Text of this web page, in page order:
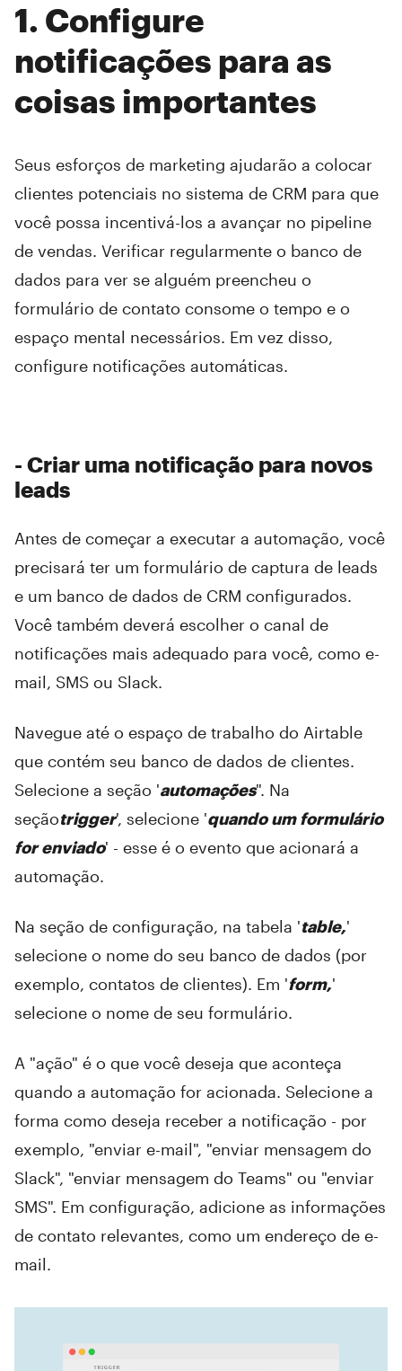
1. Configure
notificações para as
coisas importantes
Seus esforços de marketing ajudarão a colocar
clientes potenciais no sistema de CRM para que
você possa incentivá-los a avançar no pipeline
de vendas. Verificar regularmente o banco de
dados para ver se alguém preencheu o
formulário de contato consome o tempo e o
espaço mental necessários. Em vez disso,
configure notificações automáticas.
- Criar uma notificação para novos
leads
Antes de começar a executar a automação, você
precisará ter um formulário de captura de leads
e um banco de dados de CRM configurados.
Você também deverá escolher o canal de
notificações mais adequado para você, como e-
mail, SMS ou Slack.
Navegue até o espaço de trabalho do Airtable
que contém seu banco de dados de clientes.
Selecione a seção 'automações". Na
seçãotrigger', selecione 'quando um formulário
for enviado' - esse é o evento que acionará a
automação.
Na seção de configuração, na tabela 'table,'
selecione o nome do seu banco de dados (por
exemplo, contatos de clientes). Em 'form,'
selecione o nome de seu formulário.
A "ação" é o que você deseja que aconteça
quando a automação for acionada. Selecione a
forma como deseja receber a notificação - por
exemplo, "enviar e-mail", "enviar mensagem do
Slack", "enviar mensagem do Teams" ou "enviar
SMS". Em configuração, adicione as informações
de contato relevantes, como um endereço de e-
mail.